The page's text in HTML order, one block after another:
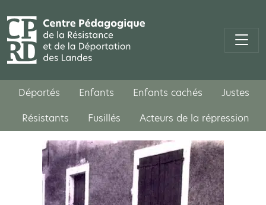
Déportés Enfants Enfants cachés
Justes
Résistants
Fusillés Acteurs de la répression